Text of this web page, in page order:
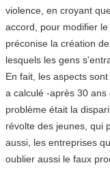
violence, en croyant
accord, pour modifier
préconise la création
lesquels les gens
En fait, les aspects
a calculé -après 30
problème était la
révolte des jeunes, qui
aussi, les entreprises
oublier aussi le faux